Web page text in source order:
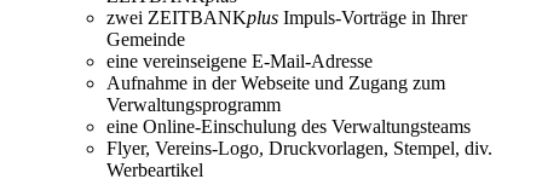
zwei ZEITBANKplus Impuls-Vorträge in Ihrer
Gemeinde
eine vereinseigene E-Mail-Adresse
Aufnahme in der Webseite und Zugang zum
Verwaltungsprogramm
eine Online-Einschulung des Verwaltungsteams
Flyer, Vereins-Logo, Druckvorlagen, Stempel, div.
Werbeartikel